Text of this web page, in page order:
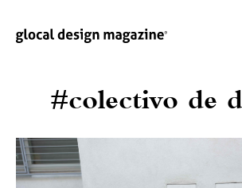
#colectivo de